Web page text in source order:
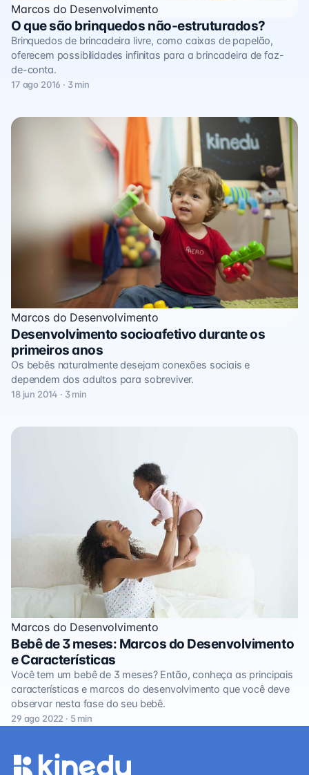
Marcos do Desenvolvimento
O que são brinquedos não-estruturados?
Brinquedos de brincadeira livre, como caixas de papelão,
oferecem possibilidades infinitas para a brincadeira de faz-
de-conta.
17 ago 2016 · 3 min
Marcos do Desenvolvimento
Desenvolvimento socioafetivo durante os
primeiros anos
Os bebês naturalmente desejam conexões sociais e
dependem dos adultos para sobreviver.
18 jun 2014 · 3 min
Marcos do Desenvolvimento
Bebê de 3 meses: Marcos do Desenvolvimento
e Características
Você tem um bebê de 3 meses? Então, conheça as principais
características e marcos do desenvolvimento que você deve
observar nesta fase do seu bebê.
29 ago 2022 · 5 min